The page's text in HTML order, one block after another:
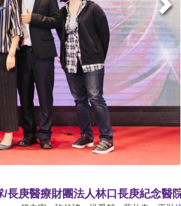
長庚醫療財團法人林口長庚紀念醫院
藥害救濟基金會」自民國八十八年至一百零七